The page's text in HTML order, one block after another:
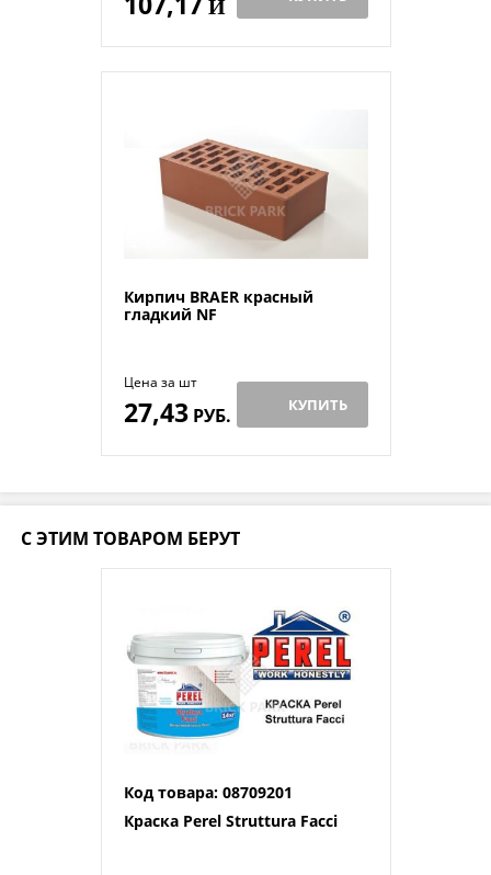
Й
Кирпич BRAER красный
гладкий NF
Цена за шт
27,43РУБ. КУПИТЬ
С ЭТИМ ТОВАРОМ БЕРУТ
Код товара: 08709201
Краска Perel Struttura Facci